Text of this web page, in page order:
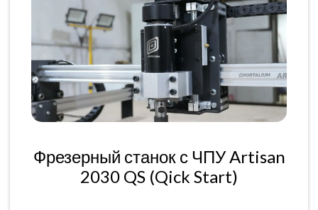
Фрезерный станок с ЧПУ Artisan
2030 QS (Qick Start)